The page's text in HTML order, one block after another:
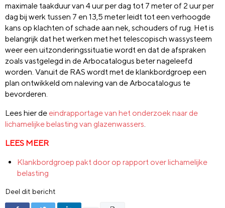
maximale taakduur van 4 uur per dag tot 7 meter of 2 uur per
dag bij werk tussen 7 en 13,5 meter leidt tot een verhoogde
kans op klachten of schade aan nek, schouders of rug. Het is
belangrijk dat het werken met het telescopisch wassysteem
weer een uitzonderingssituatie wordt en dat de afspraken
zoals vastgelegd in de Arbocatalogus beter nageleefd
worden. Vanuit de RAS wordt met de klankbordgroep een
plan ontwikkeld om naleving van de Arbocatalogus te
bevorderen.
Lees hier de eindrapportage van het onderzoek naar de
lichamelijke belasting van glazenwassers.
LEES MEER
Klankbordgroep pakt door op rapport over lichamelijke
belasting
Deel dit bericht